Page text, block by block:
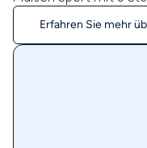
Erfahren Sie mehr